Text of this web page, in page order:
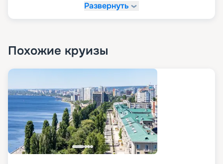
Развернуть
Похожие круизы